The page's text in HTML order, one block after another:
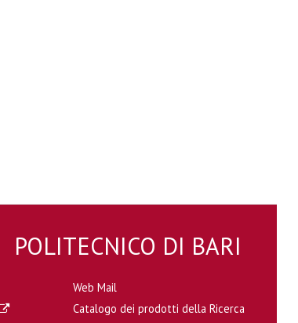
POLITECNICO DI BARI
Web Mail
Catalogo dei prodotti della Ricerca